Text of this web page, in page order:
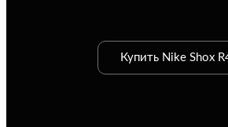
Купить Nike Shox